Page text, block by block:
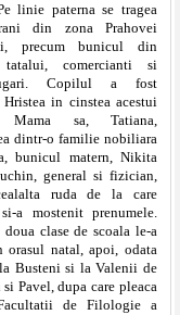
linie paterna se tragea
din zona Prahovei
precum bunicul din
tatalui, comercianti si
Copilul a fost
Hristea in cinstea acestui
Mama sa, Tatiana,
dintr-o familie nobiliara
bunicul matern, Nikita
general si fizician,
ruda de la care
a mostenit prenumele.
doua clase de scoala le-a
orasul natal, apoi, odata
Busteni si la Valenii de
Pavel, dupa care pleaca
de Filologie a